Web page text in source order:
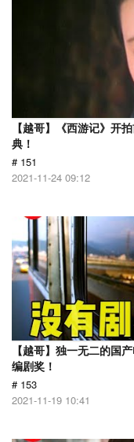
【越哥】《西游记》开
典！
# 151
2021-11-24 09:12
【越哥】独一无二的国
编剧奖！
# 153
2021-11-19 10:41